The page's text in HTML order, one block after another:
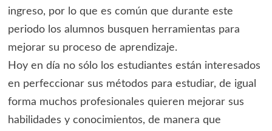
ingreso, por lo que es común que durante este
periodo los alumnos busquen herramientas para
mejorar su proceso de aprendizaje.
Hoy en día no sólo los estudiantes están interesados
en perfeccionar sus métodos para estudiar, de igual
forma muchos profesionales quieren mejorar sus
habilidades y conocimientos, de manera que